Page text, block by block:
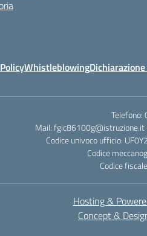
Whistleblowing
Mail: fgic86100g@istruzione.it
Codice univoco ufficio:
Codice
Codice
Hosting &
Concept &